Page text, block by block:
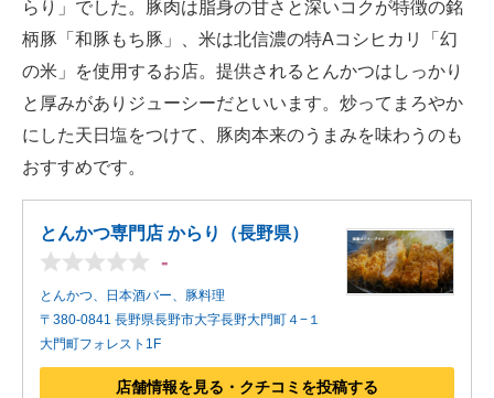
らり」でした。豚肉は脂身の甘さと深いコクが特徴の銘
柄豚「和豚もち豚」、米は北信濃の特Aコシヒカリ「幻
の米」を使用するお店。提供されるとんかつはしっかり
と厚みがありジューシーだといいます。炒ってまろやか
にした天日塩をつけて、豚肉本来のうまみを味わうのも
おすすめです。
とんかつ専門店 からり（長野県）
-
とんかつ、日本酒バー、豚料理
〒380-0841 長野県長野市大字長野大門町４−１
大門町フォレスト1F
店舗情報を見る・クチコミを投稿する